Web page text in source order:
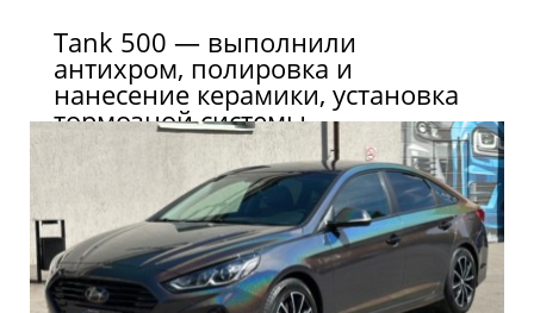
Tank 500 — выполнили
антихром, полировка и
нанесение керамики, установка
тормозной системы